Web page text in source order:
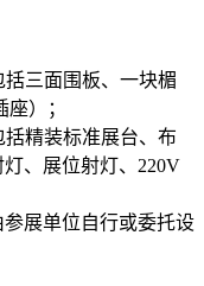
括三面围板、一块楣
）；
括精装标准展台、布
、展位射灯、220V
展单位自行或委托设